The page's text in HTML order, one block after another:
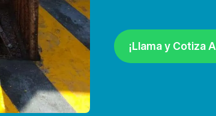
¡Llama y Cotiza